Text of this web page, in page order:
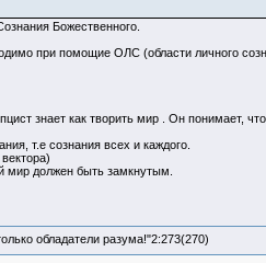
Божественного.
при помощие ОЛС (области личного
знает как творить мир . Он понимает,
т.е сознания всех и каждого.
мир должен быть замкнутым.
обладатели разума!"2:273(270)